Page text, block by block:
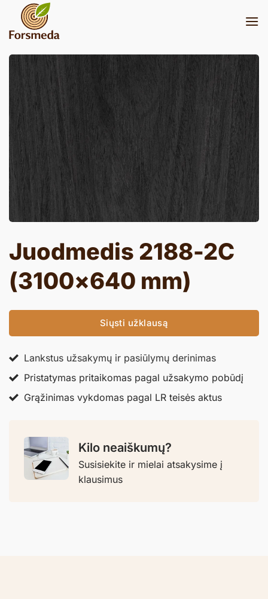
content
Juodmedis 2188-2C
(3100×640 mm)
Siųsti užklausą
Lankstus užsakymų ir pasiūlymų derinimas
Pristatymas pritaikomas pagal užsakymo pobūdį
Grąžinimas vykdomas pagal LR teisės aktus
Kilo neaiškumų?
Susisiekite ir mielai atsakysime į
klausimus